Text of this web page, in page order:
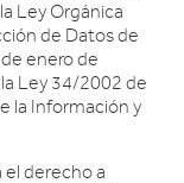
Ley Orgánica
de Datos de
enero de
Ley 34/2002 de
la Información y
el derecho a